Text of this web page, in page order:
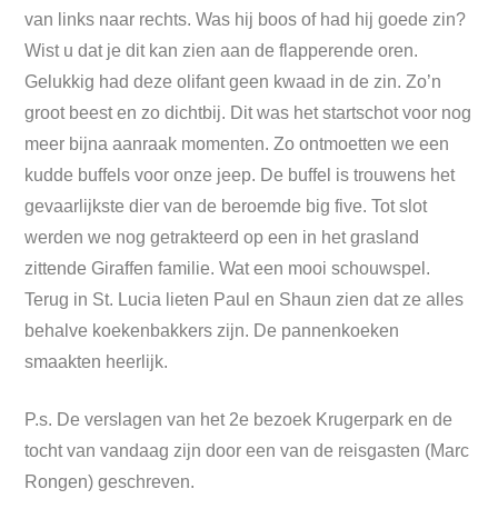
van links naar rechts. Was hij boos of had hij goede zin?
Wist u dat je dit kan zien aan de flapperende oren.
Gelukkig had deze olifant geen kwaad in de zin. Zo’n
groot beest en zo dichtbij. Dit was het startschot voor nog
meer bijna aanraak momenten. Zo ontmoetten we een
kudde buffels voor onze jeep. De buffel is trouwens het
gevaarlijkste dier van de beroemde big five. Tot slot
werden we nog getrakteerd op een in het grasland
zittende Giraffen familie. Wat een mooi schouwspel.
Terug in St. Lucia lieten Paul en Shaun zien dat ze alles
behalve koekenbakkers zijn. De pannenkoeken
smaakten heerlijk.
P.s. De verslagen van het 2e bezoek Krugerpark en de
tocht van vandaag zijn door een van de reisgasten (Marc
Rongen) geschreven.